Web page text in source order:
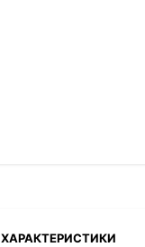
ХАРАКТЕРИСТИКИ